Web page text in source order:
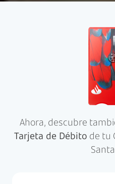
Ahora, descubre
Tarjeta de Débito de tu